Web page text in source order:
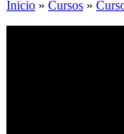
Inicio » Cursos »